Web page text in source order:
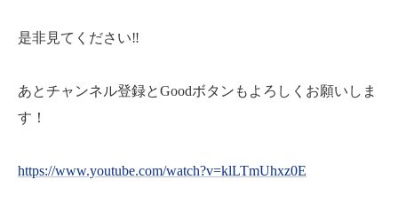
是非見てください‼️
あとチャンネル登録とGoodボタンもよろしくお願いしま
す！
https://www.youtube.com/watch?v=klLTmUhxz0E